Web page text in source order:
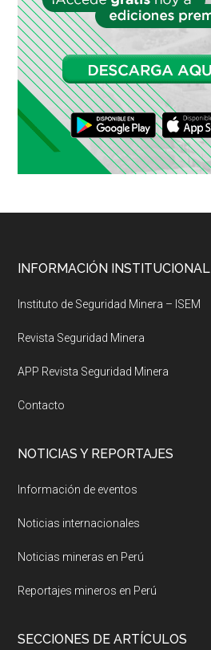
Footer
INFORMACIÓN INSTITUCIONAL
Instituto de Seguridad Minera – ISEM
Revista Seguridad Minera
APP Revista Seguridad Minera
Contacto
NOTICIAS Y REPORTAJES
Información de eventos
Noticias internacionales
Noticias mineras en Perú
Reportajes mineros en Perú
SECCIONES DE ARTÍCULOS